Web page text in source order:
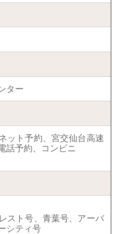
ター
ト予約、宮交仙台高速
話予約、コンビニ
スト号、青葉号、アーバ
シティ号